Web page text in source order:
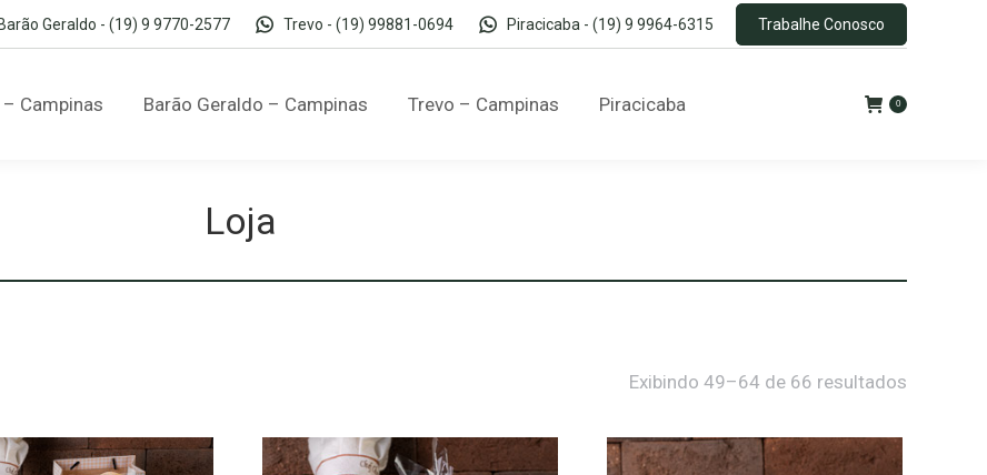
Barão Geraldo - (19) 9 9770-2577 Trevo - (19) 99881-0694 Piracicaba - (19) 9 9964-6315 Trabalhe Conosco
Campinas Barão Geraldo – Campinas Trevo – Campinas Piracicaba 0
Loja
Exibindo 49–64 de 66 resultados